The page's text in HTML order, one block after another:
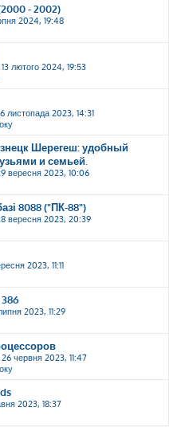
- 2002)
2024, 19:48
13 лютого 2024, 19:53
листопада 2023, 14:31
Шерегеш: удобный
и семьей.
вересня 2023, 10:06
8088 ("ПК-88")
вересня 2023, 20:39
2023, 11:11
2023, 11:29
26 червня 2023, 11:47
2023, 18:37